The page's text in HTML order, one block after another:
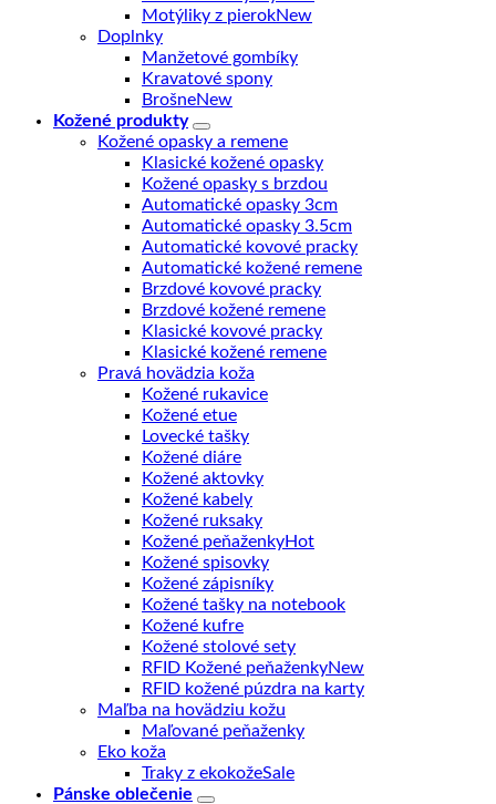
Motýliky z pierok
Doplnky
Manžetové gombíky
Kravatové spony
Brošne
Kožené produkty
Kožené opasky a remene
Klasické kožené opasky
Kožené opasky s brzdou
Automatické opasky 3cm
Automatické opasky 3.5cm
Automatické kovové pracky
Automatické kožené remene
Brzdové kovové pracky
Brzdové kožené remene
Klasické kovové pracky
Klasické kožené remene
Pravá hovädzia koža
Kožené rukavice
Kožené etue
Lovecké tašky
Kožené diáre
Kožené aktovky
Kožené kabely
Kožené ruksaky
Kožené peňaženky
Kožené spisovky
Kožené zápisníky
Kožené tašky na notebook
Kožené kufre
Kožené stolové sety
RFID Kožené peňaženky
RFID kožené púzdra na karty
Maľba na hovädziu kožu
Maľované peňaženky
Eko koža
Traky z ekokože
Pánske oblečenie